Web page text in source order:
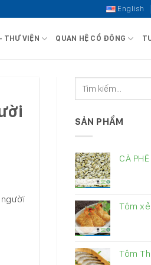
English
THƯ VIỆN QUAN HỆ CỔ ĐÔNG
SẢN PHẨM
CÀ
Tôm
Tôm